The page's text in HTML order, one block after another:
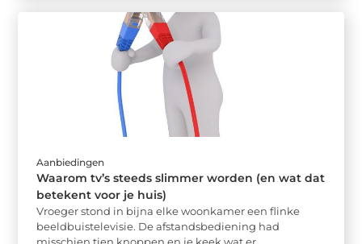
Aanbiedingen
Waarom tv’s steeds slimmer worden (en wat dat
betekent voor je huis)
Vroeger stond in bijna elke woonkamer een flinke
beeldbuistelevisie. De afstandsbediening had
misschien tien knoppen en je keek wat er ...